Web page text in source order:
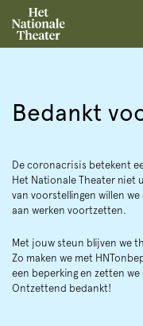
Bedankt
De coronacrisis betekent
Het Nationale Theater niet
van voorstellingen willen
aan werken voortzetten.
Met jouw steun blijven we
Zo maken we met
een beperking en zetten
Ontzettend bedankt!